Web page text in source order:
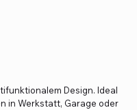
Design. Ideal
in Werkstatt, Garage oder